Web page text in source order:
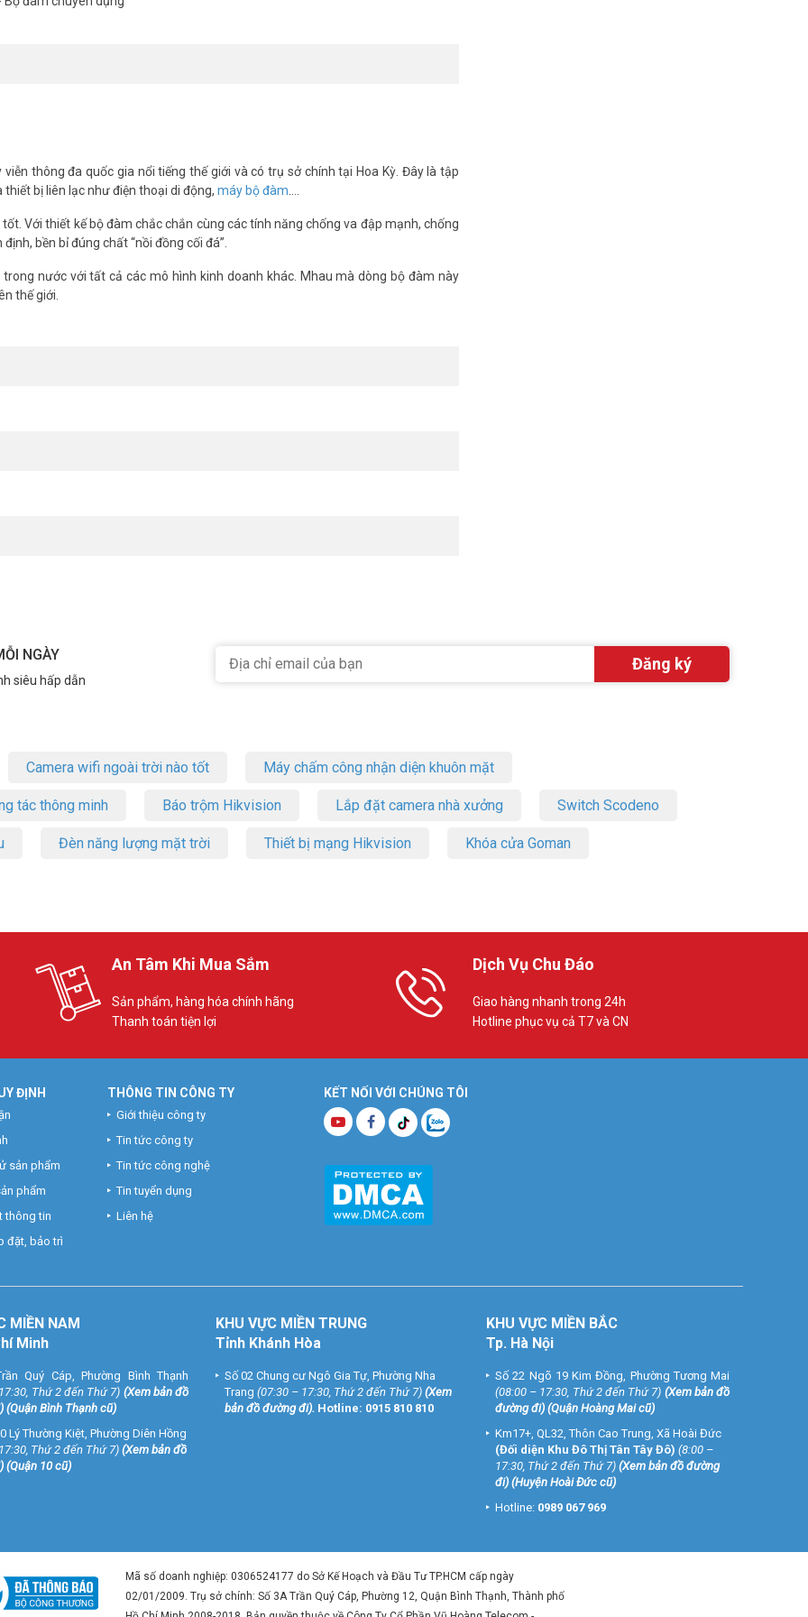
bảo mật.
Motorola
kém chất lượng. Để đảm bảo mua hàng chính hãng, Quý Khách hàng yêu
thông đa quốc gia nổi tiếng thế giới và có trụ sở chính tại Hoa Kỳ. Đây là tập
bị liên lạc như điện thoại di động, máy bộ đàm
Với thiết kế bộ đàm chắc chắn cùng các tính năng chống va đập mạnh, chống
bền bỉ đúng chất “nồi đồng cối đá”.
nước với tất cả các mô hình kinh doanh khác. Mhau mà dòng bộ đàm này
thế giới.
NGÀY
siêu hấp dẫn
Camera wifi ngoài trời nào tốt Máy chấm công nhận diện khuôn mặt
tác thông minh Báo trộm Hikvision Lắp đặt camera nhà xưởng Switch Scodeno
Đèn năng lượng mặt trời Thiết bị mạng Hikvision Khóa cửa Goman
An Tâm Khi Mua Sắm
Sản phẩm, hàng hóa chính hãng
Thanh toán tiện lợi
Dịch Vụ Chu Đáo
Giao hàng nhanh trong 24h
Hotline phục vụ cả T7 và CN
KẾT NỐI VỚI CHÚNG TÔI
ĐỊNH
sản phẩm
phẩm
thông tin
đặt, bảo trì
THÔNG TIN CÔNG TY
Giới thiệu công ty
Tin tức công ty
Tin tức công nghệ
Tin tuyển dụng
Liên hệ
MIỀN NAM
Minh
Quý Cáp, Phường Bình Thạnh
Thứ 2 đến Thứ 7) (Xem bản đồ
) (Quận Bình Thạnh cũ)
Lý Thường Kiệt, Phường Diên Hồng
Thứ 2 đến Thứ 7)(Xem bản đồ
) (Quận 10 cũ)
KHU VỰC MIỀN TRUNG
Tỉnh Khánh Hòa
Số 02 Chung cư Ngô Gia Tự, Phường Nha
Trang (07:30 – 17:30, Thứ 2 đến Thứ 7) (Xem
bản đồ đường đi). Hotline: 0915 810 810
KHU VỰC MIỀN BẮC
Tp. Hà Nội
Số 22 Ngõ 19 Kim Đồng, Phường Tương Mai
(08:00 – 17:30, Thứ 2 đến Thứ 7) (Xem bản đồ
đường đi) (Quận Hoàng Mai cũ)
Km17+, QL32, Thôn Cao Trung, Xã Hoài Đức
(Đối diện Khu Đô Thị Tân Tây Đô) (8:00 –
17:30, Thứ 2 đến Thứ 7) (Xem bản đồ đường
đi) (Huyện Hoài Đức cũ)
Hotline: 0989 067 969
Mã số doanh nghiệp: 0306524177 do Sở Kế Hoạch và Đầu Tư TP.HCM cấp ngày
02/01/2009. Trụ sở chính: Số 3A Trần Quý Cáp, Phường 12, Quận Bình Thạnh, Thành phố